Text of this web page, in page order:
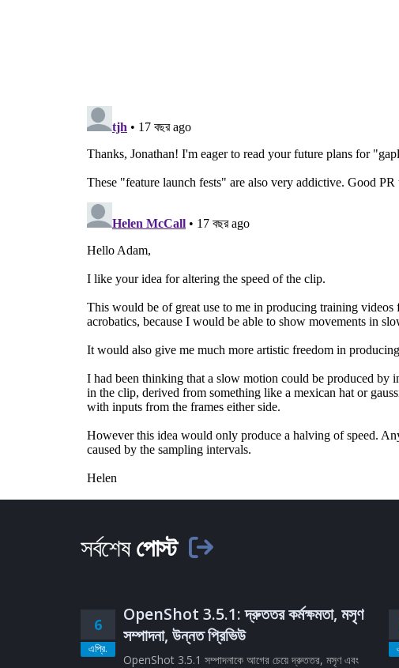
সর্বশেষপোস্ট
6
এপ্রি.
OpenShot 3.5.1: দ্রুততর কর্মক্ষমতা, মসৃণ
সম্পাদনা, উন্নত প্রিভিউ
OpenShot 3.5.1 সম্পাদনাকে আগের চেয়ে দ্রুততর, মসৃণ এবং